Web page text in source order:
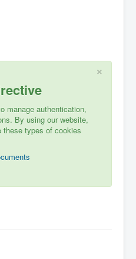
×
manage authentication,
By using our website,
these types of cookies